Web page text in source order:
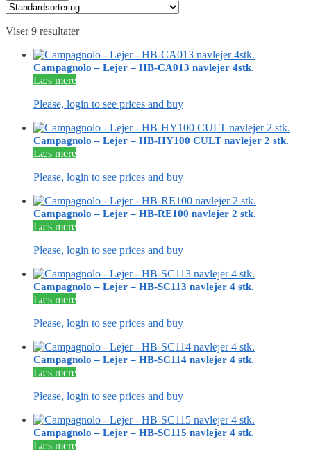
Viser 9 resultater
Campagnolo – Lejer – HB-CA013 navlejer 4stk.
Læs mere
Please, login to see prices and buy
Campagnolo – Lejer – HB-HY100 CULT navlejer 2 stk.
Læs mere
Please, login to see prices and buy
Campagnolo – Lejer – HB-RE100 navlejer 2 stk.
Læs mere
Please, login to see prices and buy
Campagnolo – Lejer – HB-SC113 navlejer 4 stk.
Læs mere
Please, login to see prices and buy
Campagnolo – Lejer – HB-SC114 navlejer 4 stk.
Læs mere
Please, login to see prices and buy
Campagnolo – Lejer – HB-SC115 navlejer 4 stk.
Læs mere